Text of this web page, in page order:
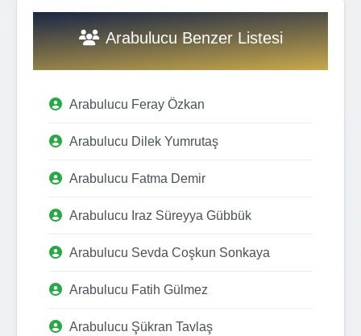
Arabulucu Benzer Listesi
Arabulucu Feray Özkan
Arabulucu Dilek Yumrutaş
Arabulucu Fatma Demir
Arabulucu Iraz Süreyya Gübbük
Arabulucu Sevda Coşkun Sonkaya
Arabulucu Fatih Gülmez
Arabulucu Şükran Tavlaş